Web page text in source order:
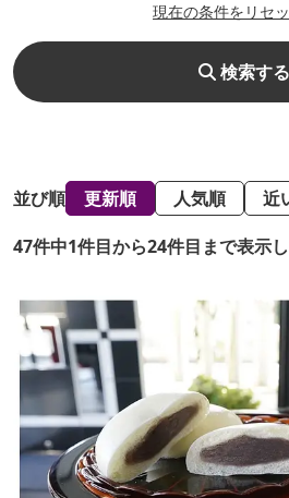
現在の条件をリセ
検索する
並び順 更新順 人気順 近
47件中1件目から24件目まで表示